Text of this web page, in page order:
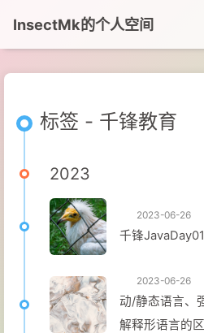
InsectMk的个人空间
标签 - 千锋教育
2023
2023-06-26
千锋JavaDay01
2023-06-26
动/静态语言、
解释形语言的